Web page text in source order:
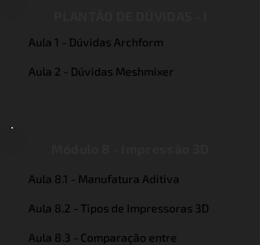
Aula 1 - Dúvidas Archform
Aula 2 - Dúvidas Meshmixer
Aula 8.1 - Manufatura Aditiva
Aula 8.2 - Tipos de Impressoras 3D
Aula 8.3 - Comparação entre